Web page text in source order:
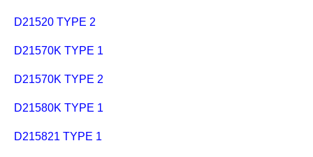
D21520 TYPE 2
D21570K TYPE 1
D21570K TYPE 2
D21580K TYPE 1
D215821 TYPE 1